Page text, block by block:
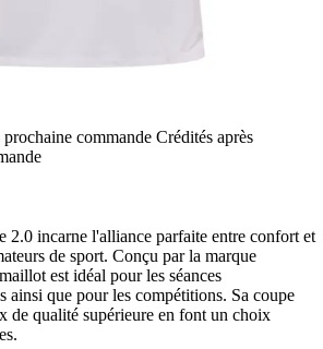
commande Crédités après
incarne l'alliance parfaite entre confort et
de sport. Conçu par la marque
est idéal pour les séances
ainsi que pour les compétitions. Sa coupe
de qualité supérieure en font un choix